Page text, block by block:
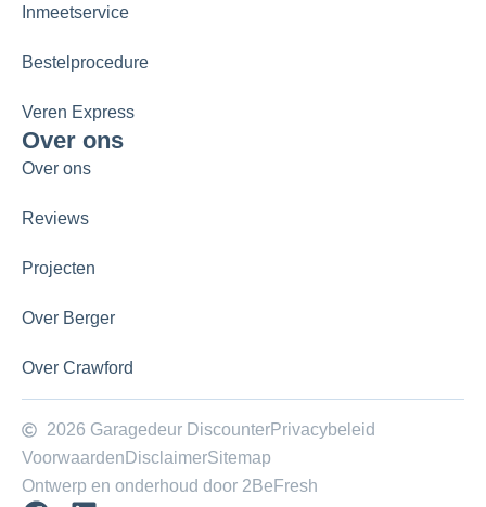
Inmeetservice
Bestelprocedure
Veren Express
Over ons
Over ons
Reviews
Projecten
Over Berger
Over Crawford
2026 Garagedeur DiscounterPrivacybeleid
Voorwaarden DisclaimerSitemap
Ontwerp en onderhoud door 2BeFresh